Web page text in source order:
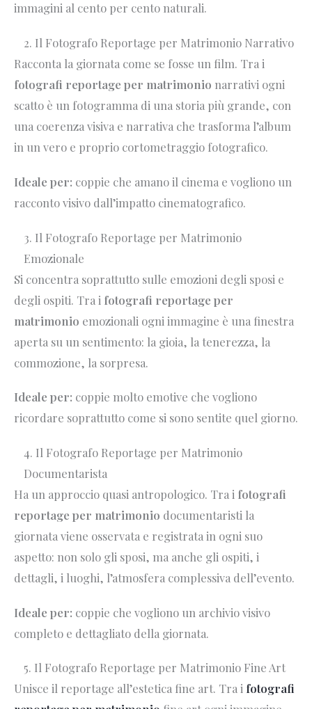
immagini al cento per cento naturali.
2. Il Fotografo Reportage per Matrimonio Narrativo
Racconta la giornata come se fosse un film. Tra i
fotografi reportage per matrimonio narrativi ogni
scatto è un fotogramma di una storia più grande, con
una coerenza visiva e narrativa che trasforma l’album
in un vero e proprio cortometraggio fotografico.
Ideale per: coppie che amano il cinema e vogliono un
racconto visivo dall’impatto cinematografico.
3. Il Fotografo Reportage per Matrimonio
Emozionale
Si concentra soprattutto sulle emozioni degli sposi e
degli ospiti. Tra i fotografi reportage per
matrimonio emozionali ogni immagine è una finestra
aperta su un sentimento: la gioia, la tenerezza, la
commozione, la sorpresa.
Ideale per: coppie molto emotive che vogliono
ricordare soprattutto come si sono sentite quel giorno.
4. Il Fotografo Reportage per Matrimonio
Documentarista
Ha un approccio quasi antropologico. Tra i fotografi
reportage per matrimonio documentaristi la
giornata viene osservata e registrata in ogni suo
aspetto: non solo gli sposi, ma anche gli ospiti, i
dettagli, i luoghi, l’atmosfera complessiva dell’evento.
Ideale per: coppie che vogliono un archivio visivo
completo e dettagliato della giornata.
5. Il Fotografo Reportage per Matrimonio Fine Art
Unisce il reportage all’estetica fine art. Tra i fotografi